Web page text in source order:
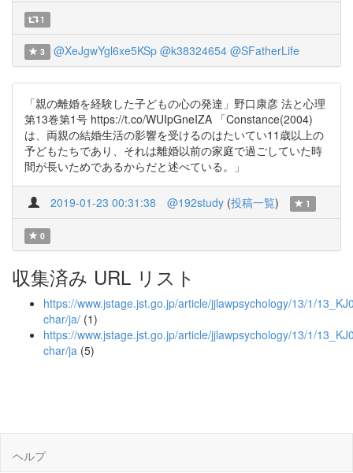
1
3 @XeJgwYgl6xe5KSp @k38324654 @SFatherLife
「親の離婚を経験した子どもの心の発達」野口康彦 法と心理
第13巻第1号 https://t.co/WUIpGneIZA 「Constance(2004)
は、両親の結婚生活の影響を受けるのはたいてい11歳以上の
予どもたちであり、それは離婚以前の家庭で過ごしていた時
間が長いためであるからだと述べている。」
2019-01-23 00:31:38 @192study (投稿一覧) 1
0
収集済み URL リスト
https://www.jstage.jst.go.jp/article/jjlawpsychology/13/1/
char/ja/ (1)
https://www.jstage.jst.go.jp/article/jjlawpsychology/13/1/
char/ja (5)
ヘルプ